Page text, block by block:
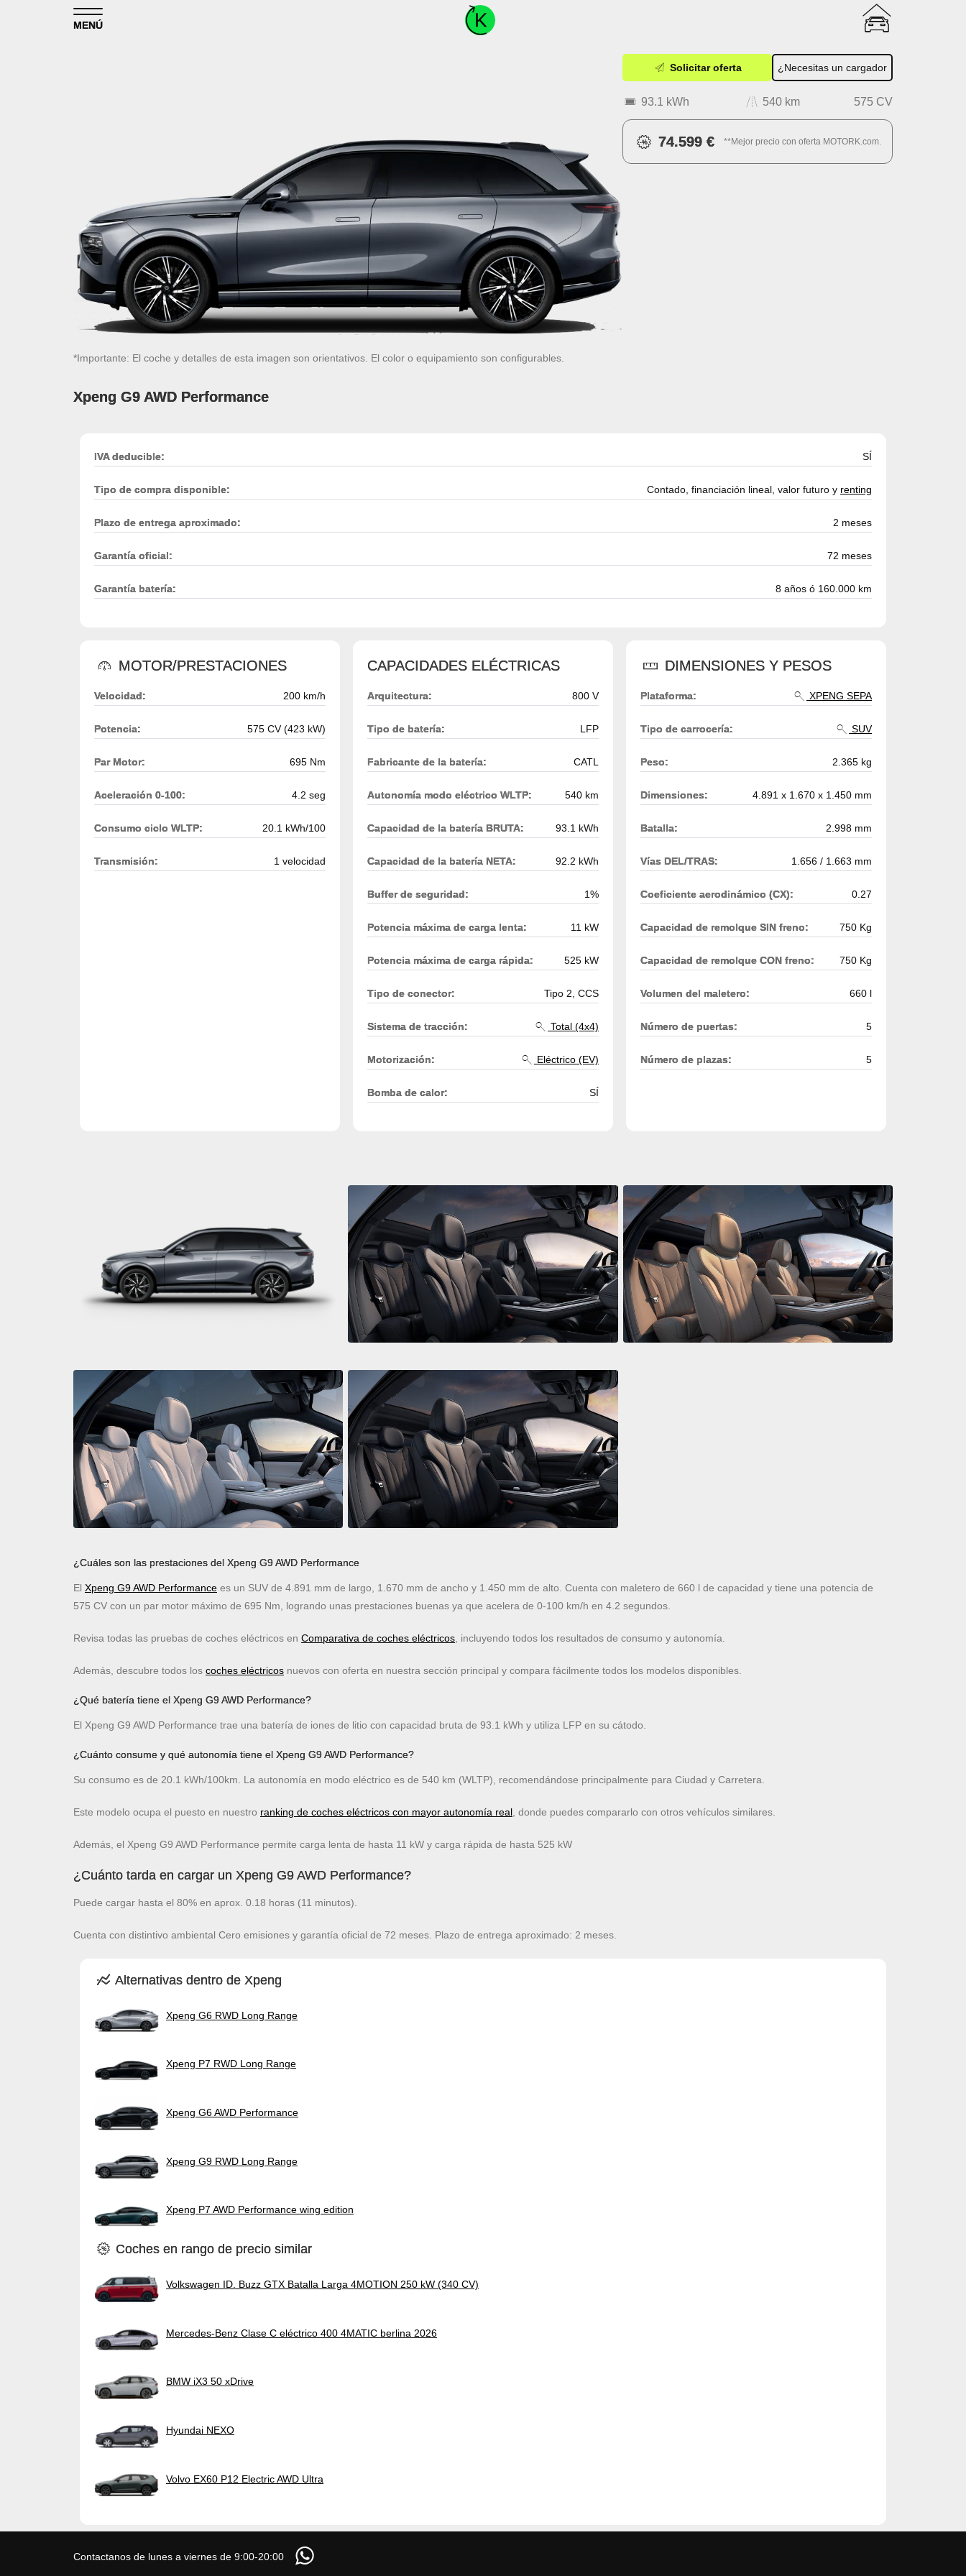
MENÚ
Solicitar oferta ¿Necesitas un cargador
93.1 kWh 540 km 575 CV
74.599 € **Mejor precio con oferta MOTORK.com.
*Importante: El coche y detalles de esta imagen son orientativos. El color o equipamiento son configurables.
Xpeng G9 AWD Performance
IVA deducible: SÍ
Tipo de compra disponible: Contado, financiación lineal, valor futuro y renting
Plazo de entrega aproximado: 2 meses
Garantía oficial: 72 meses
Garantía batería: 8 años ó 160.000 km
MOTOR/PRESTACIONES
Velocidad: 200 km/h
Potencia: 575 CV (423 kW)
Par Motor: 695 Nm
Aceleración 0-100: 4.2 seg
Consumo ciclo WLTP: 20.1 kWh/100
Transmisión: 1 velocidad
CAPACIDADES ELÉCTRICAS
Arquitectura: 800 V
Tipo de batería: LFP
Fabricante de la batería: CATL
Autonomía modo eléctrico WLTP: 540 km
Capacidad de la batería BRUTA: 93.1 kWh
Capacidad de la batería NETA: 92.2 kWh
Buffer de seguridad: 1%
Potencia máxima de carga lenta: 11 kW
Potencia máxima de carga rápida: 525 kW
Tipo de conector: Tipo 2, CCS
Sistema de tracción: Total (4x4)
Motorización: Eléctrico (EV)
Bomba de calor: SÍ
DIMENSIONES Y PESOS
Plataforma: XPENG SEPA
Tipo de carrocería: SUV
Peso: 2.365 kg
Dimensiones: 4.891 x 1.670 x 1.450 mm
Batalla: 2.998 mm
Vías DEL/TRAS: 1.656 / 1.663 mm
Coeficiente aerodinámico (CX): 0.27
Capacidad de remolque SIN freno: 750 Kg
Capacidad de remolque CON freno: 750 Kg
Volumen del maletero: 660 l
Número de puertas: 5
Número de plazas: 5
¿Cuáles son las prestaciones del Xpeng G9 AWD Performance
El Xpeng G9 AWD Performance es un SUV de 4.891 mm de largo, 1.670 mm de ancho y 1.450 mm de alto. Cuenta con maletero de 660 l de capacidad y tiene una potencia de
575 CV con un par motor máximo de 695 Nm, logrando unas prestaciones buenas ya que acelera de 0-100 km/h en 4.2 segundos.
Revisa todas las pruebas de coches eléctricos en Comparativa de coches eléctricos , incluyendo todos los resultados de consumo y autonomía.
Además, descubre todos los coches eléctricos nuevos con oferta en nuestra sección principal y compara fácilmente todos los modelos disponibles.
¿Qué batería tiene el Xpeng G9 AWD Performance?
El Xpeng G9 AWD Performance trae una batería de iones de litio con capacidad bruta de 93.1 kWh y utiliza LFP en su cátodo.
¿Cuánto consume y qué autonomía tiene el Xpeng G9 AWD Performance?
Su consumo es de 20.1 kWh/100km. La autonomía en modo eléctrico es de 540 km (WLTP), recomendándose principalmente para Ciudad y Carretera.
Este modelo ocupa el puesto en nuestro ranking de coches eléctricos con mayor autonomía real , donde puedes compararlo con otros vehículos similares.
Además, el Xpeng G9 AWD Performance permite carga lenta de hasta 11 kW y carga rápida de hasta 525 kW
¿Cuánto tarda en cargar un Xpeng G9 AWD Performance?
Puede cargar hasta el 80% en aprox. 0.18 horas (11 minutos).
Cuenta con distintivo ambiental Cero emisiones y garantía oficial de 72 meses. Plazo de entrega aproximado: 2 meses.
Alternativas dentro de Xpeng
Xpeng G6 RWD Long Range
Xpeng P7 RWD Long Range
Xpeng G6 AWD Performance
Xpeng G9 RWD Long Range
Xpeng P7 AWD Performance wing edition
Coches en rango de precio similar
Volkswagen ID. Buzz GTX Batalla Larga 4MOTION 250 kW (340 CV)
Mercedes-Benz Clase C eléctrico 400 4MATIC berlina 2026
BMW iX3 50 xDrive
Hyundai NEXO
Volvo EX60 P12 Electric AWD Ultra
Contactanos de lunes a viernes de 9:00-20:00